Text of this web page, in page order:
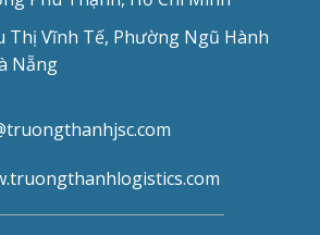
Thị Vĩnh Tế, Phường Ngũ Hành
Nẵng